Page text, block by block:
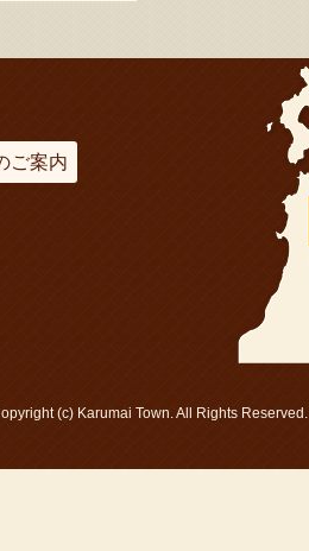
ご案内
(c) Karumai Town. All Rights Reserved.